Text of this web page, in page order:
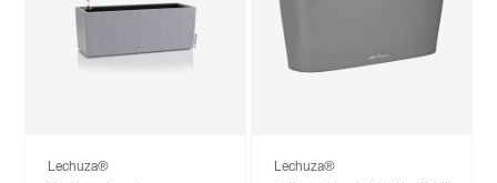
Lechuza® Lechuza®